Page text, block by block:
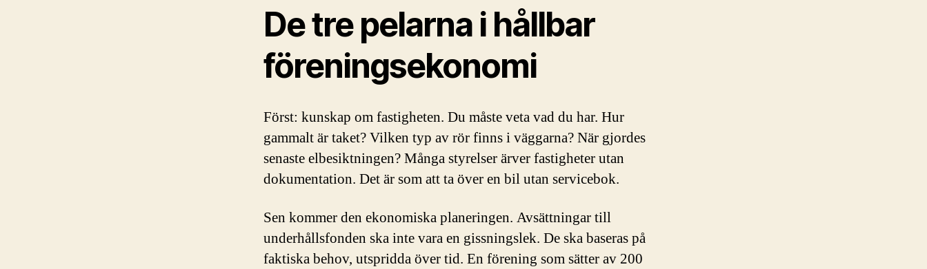
De tre pelarna i hållbar
föreningsekonomi
Först: kunskap om fastigheten. Du måste veta vad du har. Hur
gammalt är taket? Vilken typ av rör finns i väggarna? När gjordes
senaste elbesiktningen? Många styrelser ärver fastigheter utan
dokumentation. Det är som att ta över en bil utan servicebok.
Sen kommer den ekonomiska planeringen. Avsättningar till
underhållsfonden ska inte vara en gissningslek. De ska baseras på
faktiska behov, utspridda över tid. En förening som sätter av 200